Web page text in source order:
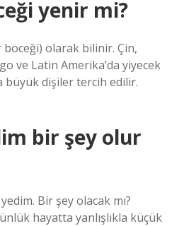
yenir mi?
böceği) olarak bilinir. Çin,
ve Latin Amerika’da yiyecek
büyük dişiler tercih edilir.
bir şey olur
Bir şey olacak mı?
hayatta yanlışlıkla küçük